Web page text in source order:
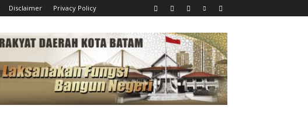
Disclaimer Privacy Policy